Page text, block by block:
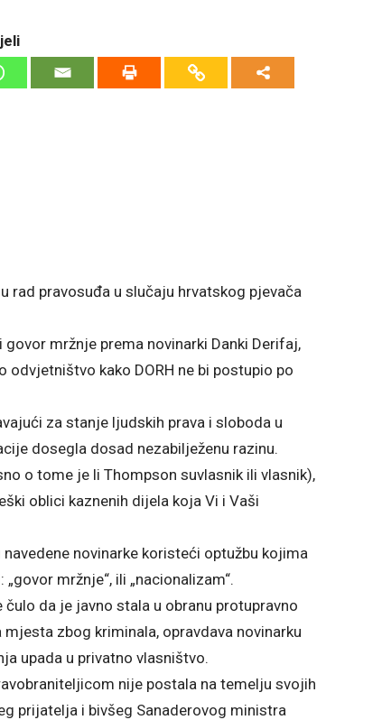
rad pravosuđa u slučaju hrvatskog pjevača
mržnje prema novinarki Danki Derifaj,
kako DORH ne bi postupio po
za stanje ljudskih prava i sloboda u
dosegla dosad nezabilježenu razinu.
o tome je li Thompson suvlasnik ili vlasnik),
oblici kaznenih dijela koja Vi i Vaši
novinarke koristeći optužbu kojima
mržnje“, ili „nacionalizam“.
da je javno stala u obranu protupravno
zbog kriminala, opravdava novinarku
upada u privatno vlasništvo.
nije postala na temelju svojih
prijatelja i bivšeg Sanaderovog ministra